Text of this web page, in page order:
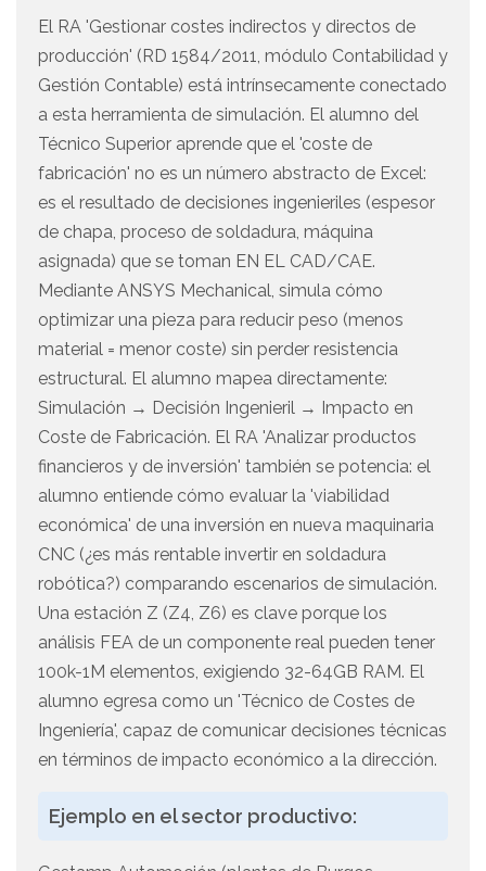
El RA 'Gestionar costes indirectos y directos de
producción' (RD 1584/2011, módulo Contabilidad y
Gestión Contable) está intrínsecamente conectado
a esta herramienta de simulación. El alumno del
Técnico Superior aprende que el 'coste de
fabricación' no es un número abstracto de Excel:
es el resultado de decisiones ingenieriles (espesor
de chapa, proceso de soldadura, máquina
asignada) que se toman EN EL CAD/CAE.
Mediante ANSYS Mechanical, simula cómo
optimizar una pieza para reducir peso (menos
material = menor coste) sin perder resistencia
estructural. El alumno mapea directamente:
Simulación → Decisión Ingenieril → Impacto en
Coste de Fabricación. El RA 'Analizar productos
financieros y de inversión' también se potencia: el
alumno entiende cómo evaluar la 'viabilidad
económica' de una inversión en nueva maquinaria
CNC (¿es más rentable invertir en soldadura
robótica?) comparando escenarios de simulación.
Una estación Z (Z4, Z6) es clave porque los
análisis FEA de un componente real pueden tener
100k-1M elementos, exigiendo 32-64GB RAM. El
alumno egresa como un 'Técnico de Costes de
Ingeniería', capaz de comunicar decisiones técnicas
en términos de impacto económico a la dirección.
Ejemplo en el sector productivo: